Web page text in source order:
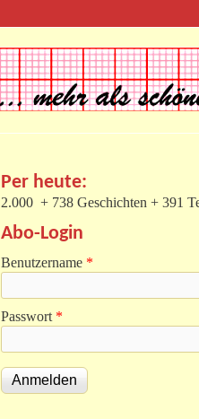
Per heute:
2.000 + 738 Geschichten + 391
Abo-Login
Benutzername *
Passwort *